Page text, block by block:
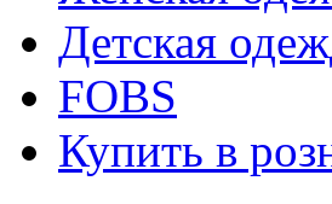
Детская
FOBS
Купить в